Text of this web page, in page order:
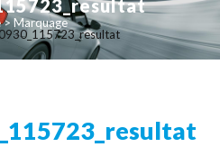
>Marquage